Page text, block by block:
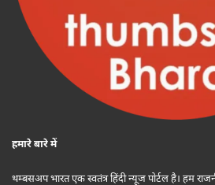
हमारे बारे में
थम्बसअप भारत एक स्वतंत्र हिंदी न्यूज पोर्टल है। हम